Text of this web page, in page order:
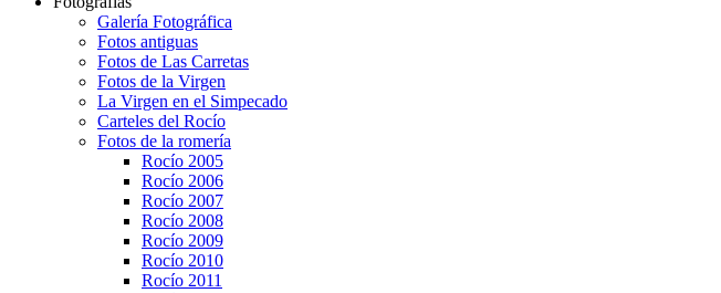
Galería Fotográfica
Fotos antiguas
Fotos de Las Carretas
Fotos de la Virgen
La Virgen en el Simpecado
Carteles del Rocío
Fotos de la romería
Rocío 2005
Rocío 2006
Rocío 2007
Rocío 2008
Rocío 2009
Rocío 2010
Rocío 2011